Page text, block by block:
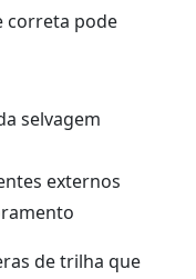
correta pode
selvagem
externos
de trilha que